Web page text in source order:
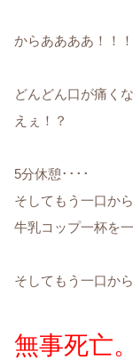
からああああ！！！
どんどん口が痛く
えぇ！？
5分休憩････
そしてもう一口か
牛乳コップ一杯を
そしてもう一口か
無事死亡。